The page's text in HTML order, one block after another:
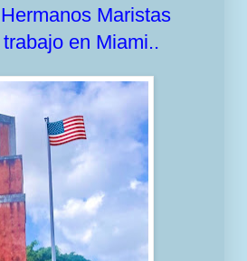
Maristas
en Miami..